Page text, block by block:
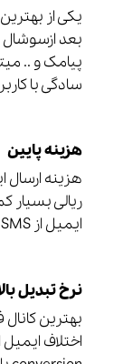
یکی از بهترین
بعد
پیامک و ..
سادگی با
هزینه پایین
هزینه ارسال
ریالی بسیار
ایمیل از SMS بسیار ارزان‌تر و قدرت‌مند‌تر است
نرخ تبدیل
بهترین
اختلاف